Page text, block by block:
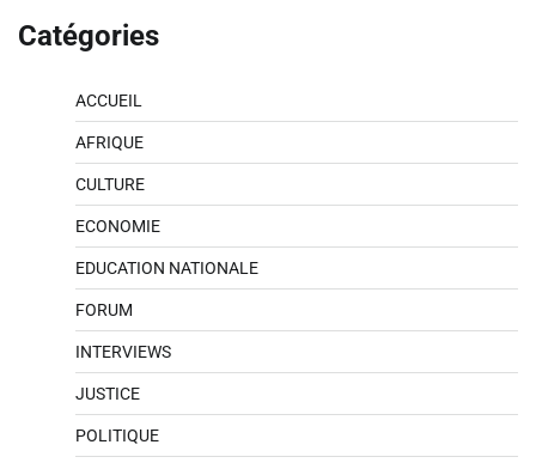
Catégories
ACCUEIL
AFRIQUE
CULTURE
ECONOMIE
EDUCATION NATIONALE
FORUM
INTERVIEWS
JUSTICE
POLITIQUE